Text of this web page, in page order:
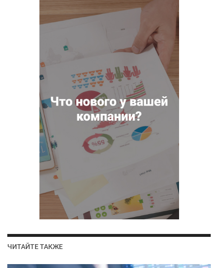
ЧИТАЙТЕ ТАКЖЕ